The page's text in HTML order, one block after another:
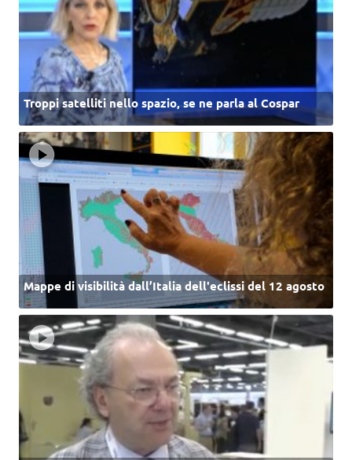
Troppi satelliti nello spazio, se ne parla al Cospar
Mappe di visibilità dall’Italia dell'eclissi del 12 agosto